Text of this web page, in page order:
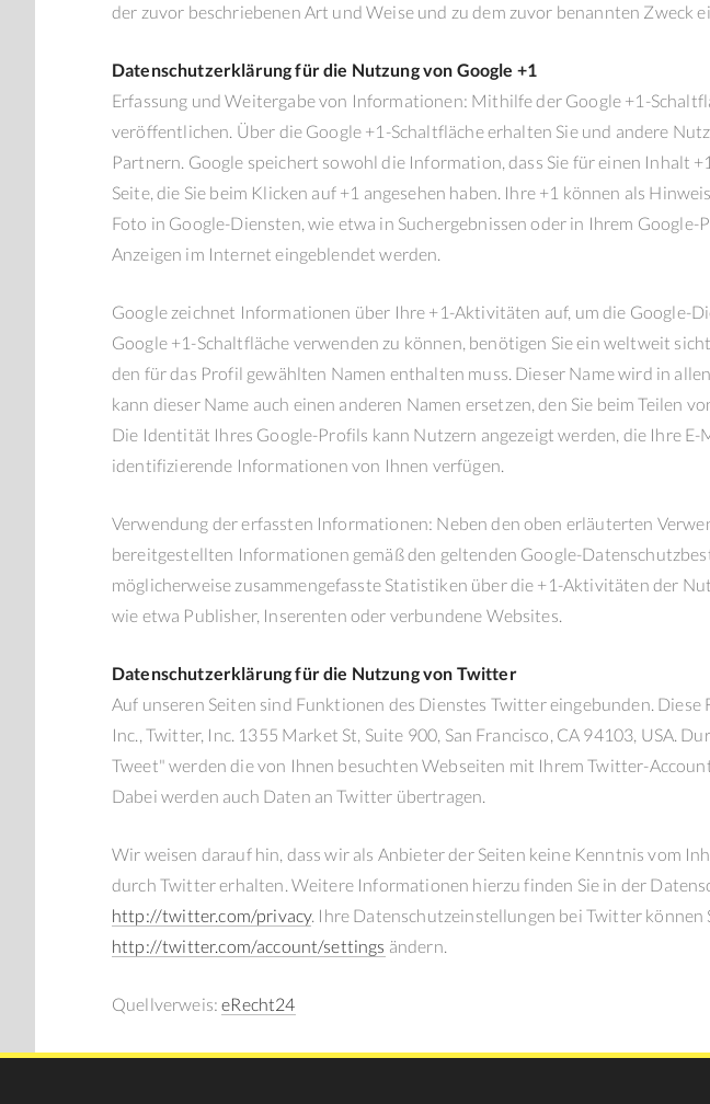
der zuvor beschriebenen Art und Weise und zu dem zuvor benannten Zweck
Datenschutzerklärung für die Nutzung von Google +1
Erfassung und Weitergabe von Informationen: Mithilfe der Google +1-
veröffentlichen. Über die Google +1-Schaltfläche erhalten Sie und andere
Partnern. Google speichert sowohl die Information, dass Sie für einen Inhalt
Seite, die Sie beim Klicken auf +1 angesehen haben. Ihre +1 können als
Foto in Google-Diensten, wie etwa in Suchergebnissen oder in Ihrem
Anzeigen im Internet eingeblendet werden.
Google zeichnet Informationen über Ihre +1-Aktivitäten auf, um die Google-
Google +1-Schaltfläche verwenden zu können, benötigen Sie ein weltweit
den für das Profil gewählten Namen enthalten muss. Dieser Name wird in
kann dieser Name auch einen anderen Namen ersetzen, den Sie beim Teilen
Die Identität Ihres Google-Profils kann Nutzern angezeigt werden, die Ihre E-
identifizierende Informationen von Ihnen verfügen.
Verwendung der erfassten Informationen: Neben den oben erläuterten
bereitgestellten Informationen gemäß den geltenden Google-
möglicherweise zusammengefasste Statistiken über die +1-Aktivitäten der
wie etwa Publisher, Inserenten oder verbundene Websites.
Datenschutzerklärung für die Nutzung von Twitter
Auf unseren Seiten sind Funktionen des Dienstes Twitter eingebunden.
Inc., Twitter, Inc. 1355 Market St, Suite 900, San Francisco, CA 94103, USA.
Tweet" werden die von Ihnen besuchten Webseiten mit Ihrem Twitter-
Dabei werden auch Daten an Twitter übertragen.
Wir weisen darauf hin, dass wir als Anbieter der Seiten keine Kenntnis vom
durch Twitter erhalten. Weitere Informationen hierzu finden Sie in der
http://twitter.com/privacy. Ihre Datenschutzeinstellungen bei Twitter
http://twitter.com/account/settings ändern.
Quellverweis:eRecht24